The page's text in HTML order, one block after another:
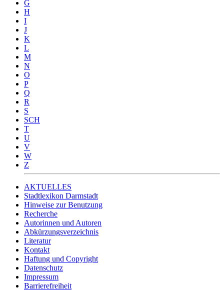
G
H
I
J
K
L
M
N
O
P
Q
R
S
SCH
T
U
V
W
Z
AKTUELLES
Stadtlexikon Darmstadt
Hinweise zur Benutzung
Recherche
Autorinnen und Autoren
Abkürzungsverzeichnis
Literatur
Kontakt
Haftung und Copyright
Datenschutz
Impressum
Barrierefreiheit